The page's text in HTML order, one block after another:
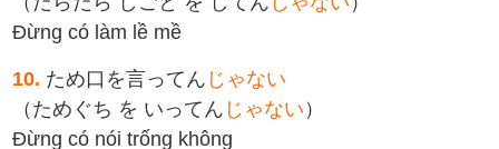
Đừng có làm lề mề
10. ため口を言ってん じゃない
（ためぐち を いってん じゃない ）
Đừng có nói trống không